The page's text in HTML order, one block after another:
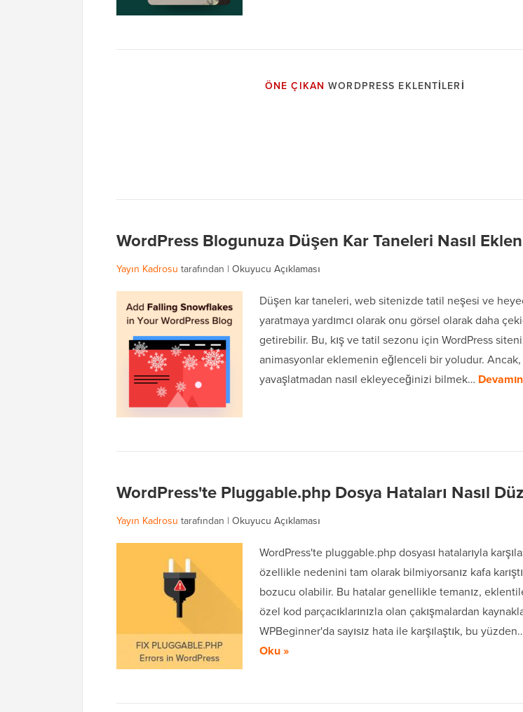
ÖNE ÇIKAN WORDPRESS EKLENTILERI
WordPress Blogunuza Düşen Kar Taneleri Nasıl
Yayın Kadrosu tarafından | Okuyucu Açıklaması
Düşen kar taneleri, web sitenizde tatil neşesi ve
yaratmaya yardımcı olarak onu görsel olarak daha
getirebilir. Bu, kış ve tatil sezonu için WordPress
animasyonlar eklemenin eğlenceli bir yoludur.
yavaşlatmadan nasıl ekleyeceğinizi bilmek…
WordPress'te Pluggable.php Dosya Hataları Nasıl
Yayın Kadrosu tarafından | Okuyucu Açıklaması
WordPress'te pluggable.php dosyası hatalarıyla
özellikle nedenini tam olarak bilmiyorsanız kafa
bozucu olabilir. Bu hatalar genellikle temanız,
özel kod parçacıklarınızla olan çakışmalardan
WPBeginner'da sayısız hata ile karşılaştık, bu
Oku »